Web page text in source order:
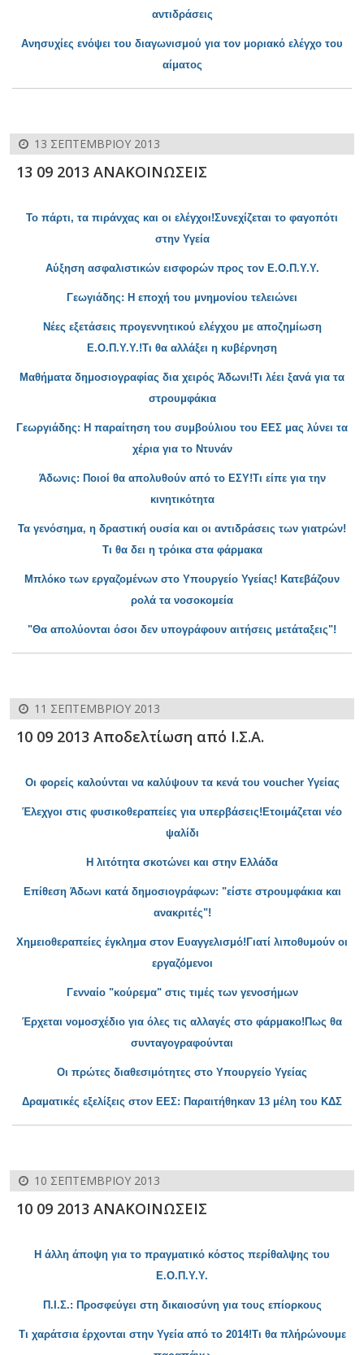
αντιδράσεις
Ανησυχίες ενόψει του διαγωνισμού για τον μοριακό ελέγχο του
αίματος
13 ΣΕΠΤΕΜΒΡΊΟΥ 2013
13 09 2013 ΑΝΑΚΟΙΝΩΣΕΙΣ
Το πάρτι, τα πιράνχας και οι ελέγχοι!Συνεχίζεται το φαγοπότι
στην Υγεία
Αύξηση ασφαλιστικών εισφορών προς τον Ε.Ο.Π.Υ.Υ.
Γεωγιάδης: Η εποχή του μνημονίου τελειώνει
Νέες εξετάσεις προγεννητικού ελέγχου με αποζημίωση
Ε.Ο.Π.Υ.Υ.!Τι θα αλλάξει η κυβέρνηση
Μαθήματα δημοσιογραφίας δια χειρός Άδωνι!Τι λέει ξανά για τα
στρουμφάκια
Γεωργιάδης: Η παραίτηση του συμβούλιου του ΕΕΣ μας λύνει τα
χέρια για το Ντυνάν
Άδωνις: Ποιοί θα απολυθούν από το ΕΣΥ!Τι είπε για την
κινητικότητα
Τα γενόσημα, η δραστική ουσία και οι αντιδράσεις των γιατρών!
Τι θα δει η τρόικα στα φάρμακα
Μπλόκο των εργαζομένων στο Υπουργείο Υγείας! Κατεβάζουν
ρολά τα νοσοκομεία
"Θα απολύονται όσοι δεν υπογράφουν αιτήσεις μετάταξεις"!
11 ΣΕΠΤΕΜΒΡΊΟΥ 2013
10 09 2013 Αποδελτίωση από Ι.Σ.Α.
Οι φορείς καλούνται να καλύψουν τα κενά του voucher Υγείας
Έλεχγοι στις φυσικοθεραπείες για υπερβάσεις!Ετοιμάζεται νέο
ψαλίδι
Η λιτότητα σκοτώνει και στην Ελλάδα
Επίθεση Άδωνι κατά δημοσιογράφων: "είστε στρουμφάκια και
ανακριτές"!
Χημειοθεραπείες έγκλημα στον Ευαγγελισμό!Γιατί λιποθυμούν οι
εργαζόμενοι
Γενναίο "κούρεμα" στις τιμές των γενοσήμων
Έρχεται νομοσχέδιο για όλες τις αλλαγές στο φάρμακο!Πως θα
συνταγογραφούνται
Οι πρώτες διαθεσιμότητες στο Υπουργείο Υγείας
Δραματικές εξελίξεις στον ΕΕΣ: Παραιτήθηκαν 13 μέλη του ΚΔΣ
10 ΣΕΠΤΕΜΒΡΊΟΥ 2013
10 09 2013 ΑΝΑΚΟΙΝΩΣΕΙΣ
Η άλλη άποψη για το πραγματικό κόστος περίθαλψης του
Ε.Ο.Π.Υ.Υ.
Π.Ι.Σ.: Προσφεύγει στη δικαιοσύνη για τους επίορκους
Τι χαράτσια έρχονται στην Υγεία από το 2014!Τι θα πλήρώνουμε